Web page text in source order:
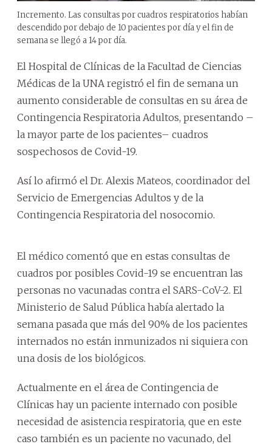
Incremento. Las consultas por cuadros respiratorios habían
descendido por debajo de 10 pacientes por día y el fin de
semana se llegó a 14 por día.
El Hospital de Clínicas de la Facultad de Ciencias
Médicas de la UNA registró el fin de semana un
aumento considerable de consultas en su área de
Contingencia Respiratoria Adultos, presentando –
la mayor parte de los pacientes– cuadros
sospechosos de Covid-19.
Así lo afirmó el Dr. Alexis Mateos, coordinador del
Servicio de Emergencias Adultos y de la
Contingencia Respiratoria del nosocomio.
El médico comentó que en estas consultas de
cuadros por posibles Covid-19 se encuentran las
personas no vacunadas contra el SARS-CoV-2. El
Ministerio de Salud Pública había alertado la
semana pasada que más del 90% de los pacientes
internados no están inmunizados ni siquiera con
una dosis de los biológicos.
Actualmente en el área de Contingencia de
Clínicas hay un paciente internado con posible
necesidad de asistencia respiratoria, que en este
caso también es un paciente no vacunado, del